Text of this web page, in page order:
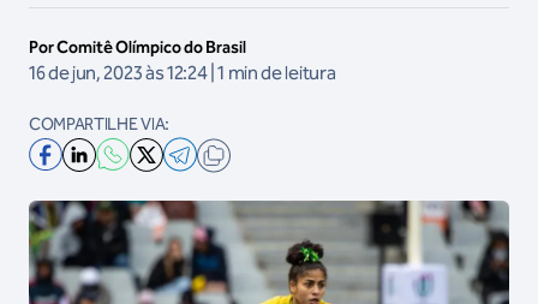
Por Comitê Olímpico do Brasil
16 de jun, 2023 às 12:24 | 1 min de leitura
COMPARTILHE VIA: